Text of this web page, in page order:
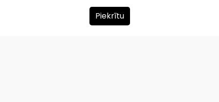
Par mums
Piekrītu